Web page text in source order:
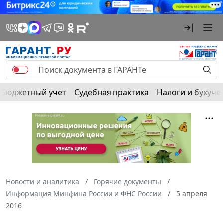
Бюджетный учет Судебная практика Налоги и
Новости и аналитика
Горячие документы
Информация Минфина России и ФНС России
5 апреля
2016